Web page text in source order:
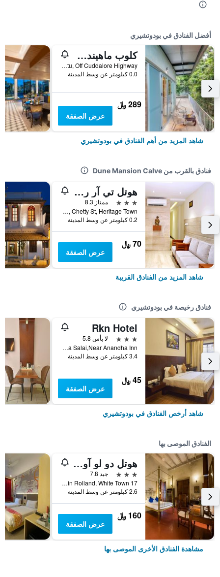
أفضل الفنادق في بودوتشيري
كلوب ماهيندرا بودوتشيري
Manapattu, Off Cuddalore Highway, بودوتشيري, الهند
0.0 كيلومتر عن وسط المدينة
289 ﷼
عرض الصفقة
شاهد المزيد من أهم الفنادق في بودوتشيري
فنادق بالقرب من Dune Mansion Calve
هوتل تي آر ريزيدنسي
3 نجوم
ممتاز 8.3
No.4, Chetty St, Heritage Town, بودوتشيري, الهند
0.2 كيلومتر عن وسط المدينة
70 ﷼
عرض الصفقة
شاهد المزيد من الفنادق القريبة
فنادق رخيصة في بودوتشيري
Rkn Hotel
3 نجوم
لا بأس 5.8
Anna Salai,Near Anandha Inn, بودوتشيري, الهند
3.4 كيلومتر عن وسط المدينة
45 ﷼
عرض الصفقة
شاهد أرخص الفنادق في بودوتشيري
الفنادق الموصى بها
هوتل دو لو آورينت بوند تشيري
3 نجوم
جيد 7.8
17 Rue Romain Rolland, White Town, بودوتشيري, الهند
2.6 كيلومتر عن وسط المدينة
160 ﷼
عرض الصفقة
مشاهدة الفنادق الأخرى الموصى بها